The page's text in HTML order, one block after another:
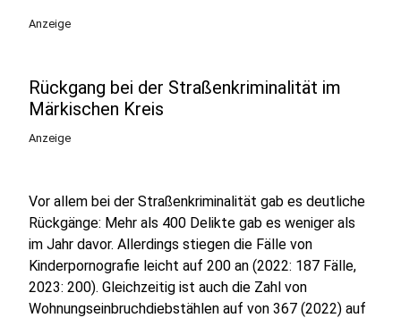
Anzeige
Rückgang bei der Straßenkriminalität im
Märkischen Kreis
Anzeige
Vor allem bei der Straßenkriminalität gab es deutliche
Rückgänge: Mehr als 400 Delikte gab es weniger als
im Jahr davor. Allerdings stiegen die Fälle von
Kinderpornografie leicht auf 200 an (2022: 187 Fälle,
2023: 200). Gleichzeitig ist auch die Zahl von
Wohnungseinbruchdiebstählen auf von 367 (2022) auf